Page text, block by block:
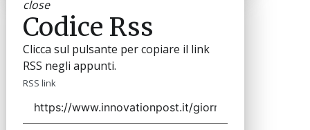
close
Codice Rss
Clicca sul pulsante per copiare il link
RSS negli appunti.
RSS link